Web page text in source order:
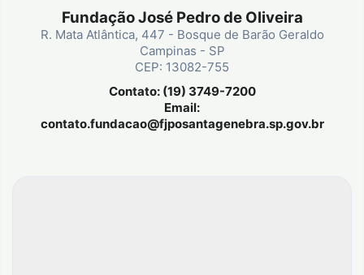
Fundação José Pedro de Oliveira
R. Mata Atlântica, 447 - Bosque de Barão Geraldo
Campinas - SP
CEP: 13082-755
Contato: (19) 3749-7200
Email:
contato.fundacao@fjposantagenebra.sp.gov.br